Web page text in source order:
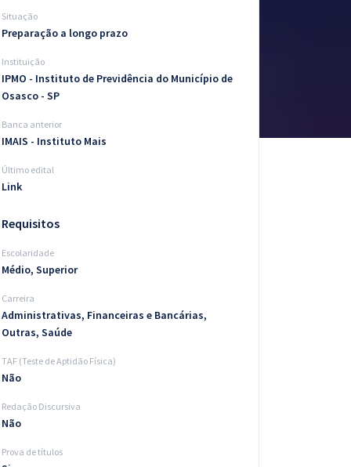
Situação
Preparação a longo prazo
Instituição
IPMO - Instituto de Previdência do Município de
Osasco - SP
Banca anterior
IMAIS - Instituto Mais
Último edital
Link
Requisitos
Escolaridade
Médio, Superior
Carreira
Administrativas, Financeiras e Bancárias,
Outras, Saúde
TAF (Teste de Aptidão Física)
Não
Redação Discursiva
Não
Prova de títulos